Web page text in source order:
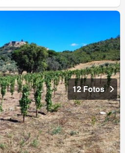
12 Fotos